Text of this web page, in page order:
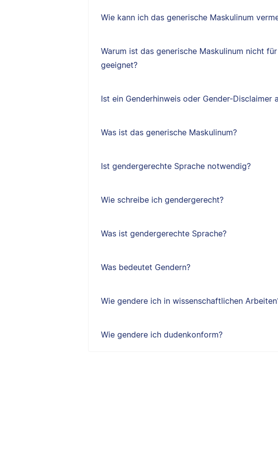
Wie kann ich das generische Maskulinum
Warum ist das generische Maskulinum nicht
geeignet?
Ist ein Genderhinweis oder Gender-Disclaimer
Was ist das generische Maskulinum?
Ist gendergerechte Sprache notwendig?
Wie schreibe ich gendergerecht?
Was ist gendergerechte Sprache?
Was bedeutet Gendern?
Wie gendere ich in wissenschaftlichen
Wie gendere ich dudenkonform?